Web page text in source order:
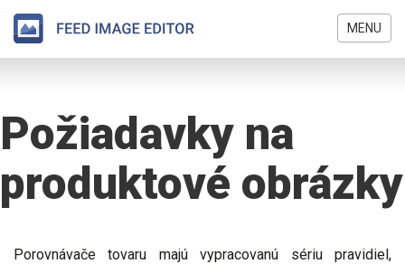
Skočiť
obsah
MENU
tu
Požiadavky na
produktové obrázky
Porovnávače tovaru majú vypracovanú sériu pravidiel,